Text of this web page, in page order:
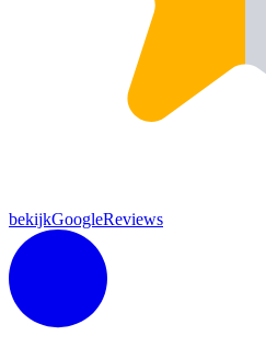
bekijkGoogleReviews